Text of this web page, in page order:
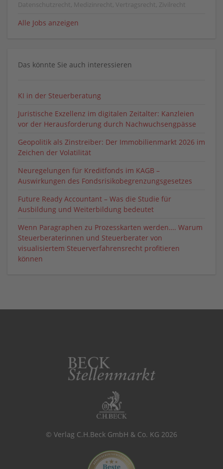
Datenschutzrecht, Medizinrecht, Vertragsrecht, Zivilrecht
Alle Jobs anzeigen
Das könnte Sie auch interessieren
KI in der Steuerberatung
Juristische Exzellenz im digitalen Zeitalter: Kanzleien
vor der Herausforderung durch Nachwuchsengpässe
Geopolitik als Zinstreiber: Der Immobilienmarkt 2026 im
Zeichen der Volatilität
Neuregelungen für Kreditfonds im KAGB –
Auswirkungen des Fondsrisikobegrenzungsgesetzes
Future Ready Accountant – Was die Studie für
Ausbildung und Weiterbildung bedeutet
Wenn Paragraphen zu Prozesskarten werden…. Warum
Steuerberaterinnen und Steuerberater von
visualisiertem Steuerverfahrensrecht profitieren
können
© Verlag C.H.Beck GmbH & Co. KG 2026